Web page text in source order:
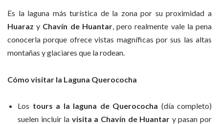
Es la laguna más turística de la zona por su proximidad a
Huaraz y Chavín de Huantar, pero realmente vale la pena
conocerla porque ofrece vistas magníficas por sus las altas
montañas y glaciares que la rodean.
Cómo visitar la Laguna Querococha
Los tours a la laguna de Querococha (día completo)
suelen incluir la visita a Chavín de Huantar y pasan por